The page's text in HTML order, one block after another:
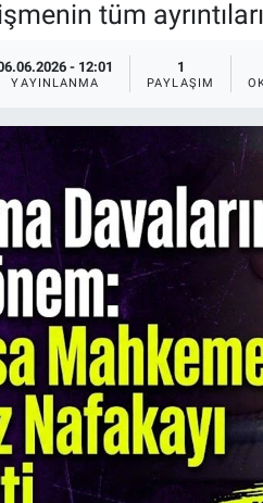
tüm
- 12:01
YAYINLANMA
1
PAYLAŞIM